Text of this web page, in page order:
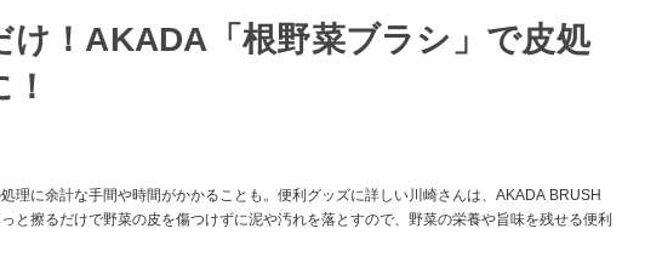
け！AKADA「根野菜ブラシ」で皮処
理に余計な手間や時間がかかることも。便利グッズに詳しい川崎さんは、AKADA BRUSH
と擦るだけで野菜の皮を傷つけずに泥や汚れを落とすので、野菜の栄養や旨味を残せる便利